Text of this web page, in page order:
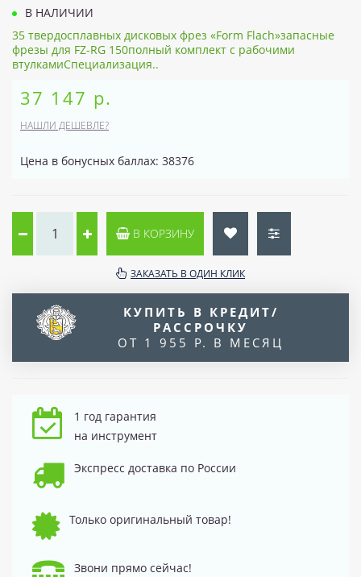
В НАЛИЧИИ
35 твердосплавных дисковых фрез «Form Flach»запасные
фрезы для FZ-RG 150полный комплект с рабочими
втулкамиСпециализация..
37 147 р.
НАШЛИ ДЕШЕВЛЕ?
Цена в бонусных баллах: 38376
В КОРЗИНУ
ЗАКАЗАТЬ В ОДИН КЛИК
КУПИТЬ В КРЕДИТ/
РАССРОЧКУ
ОТ 1 955 Р. В МЕСЯЦ
1 год гарантия
на инструмент
Экспресс доставка по России
Только оригинальный товар!
Звони прямо сейчас!